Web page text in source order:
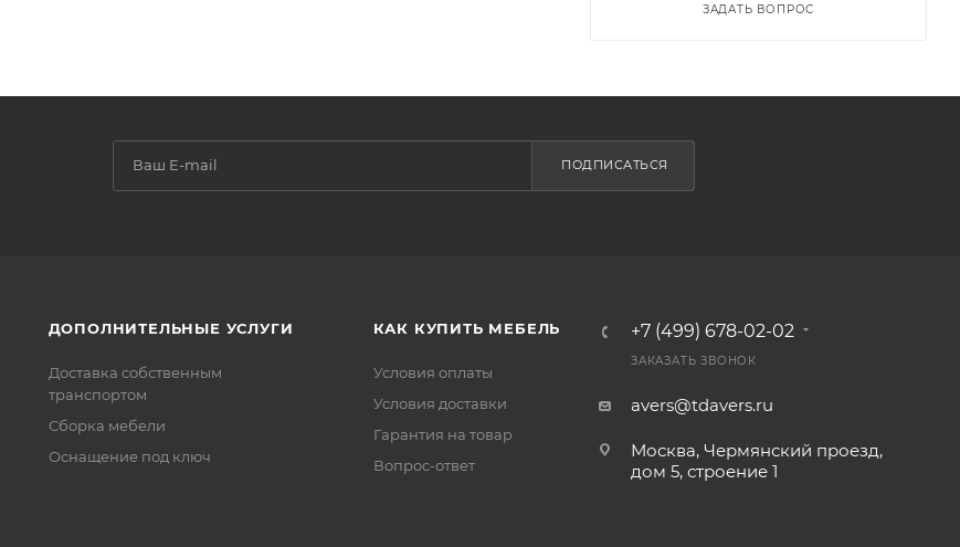
ЗАДАТЬ ВОПРОС
ПОДПИСАТЬСЯ
ДОПОЛНИТЕЛЬНЫЕ УСЛУГИ
Доставка собственным
транспортом
Сборка мебели
Оснащение под ключ
КАК КУПИТЬ МЕБЕЛЬ
Условия оплаты
Условия доставки
Гарантия на товар
Вопрос-ответ
+7 (499) 678-02-02
ЗАКАЗАТЬ ЗВОНОК
avers@tdavers.ru
Москва, Чермянский проезд,
дом 5, строение 1